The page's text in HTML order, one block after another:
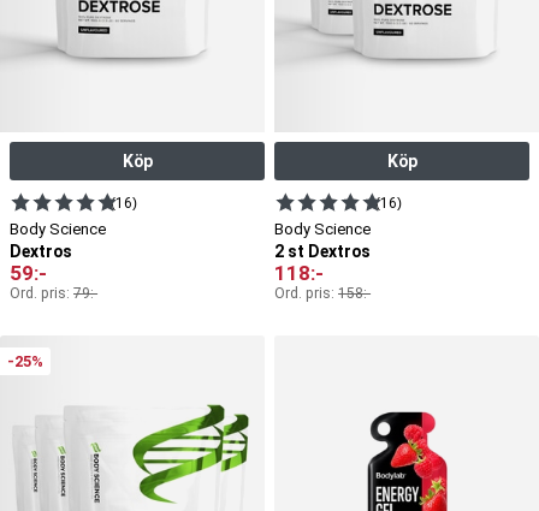
Köp
(16)
Body Science
Dextros
59:-
Ord. pris: 79:-
Köp
(16)
Body Science
2 st Dextros
118:-
Ord. pris: 158:-
-25%